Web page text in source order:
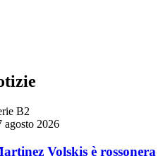
B2
agosto 2026
Volskis è rossonera